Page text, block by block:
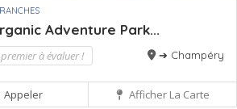
Adventure Park...
premier à évaluer ! ➔ Champéry
Appeler Afficher La Carte